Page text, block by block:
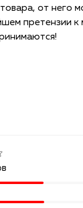
от него
претензии к